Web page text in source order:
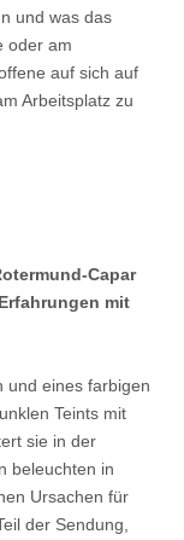
und was das
oder am
auf sich auf
Arbeitsplatz zu
Capar
mit
und eines farbigen
Teints mit
sie in der
beleuchten in
Ursachen für
der Sendung,